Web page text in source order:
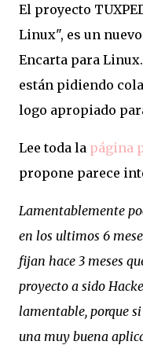
El proyecto
Linux", es un
Encarta para
están pidiendo
logo apropiado
Lee toda la página
propone parece
Lamentablemente
en los ultimos 6
fijan hace 3 meses
proyecto a sido
lamentable, porque
una muy buena